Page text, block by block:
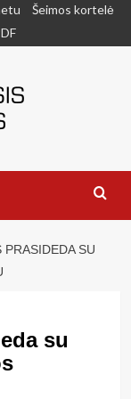
Šeimos kortelė
SU
su